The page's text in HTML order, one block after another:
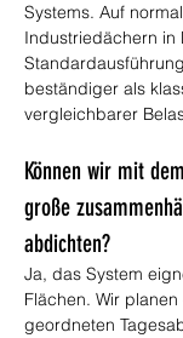
Systems. Auf
Industriedächern in
beständiger als
vergleichbarer
Können wir mit
große
abdichten?
Ja, das System
Flächen. Wir
geordneten